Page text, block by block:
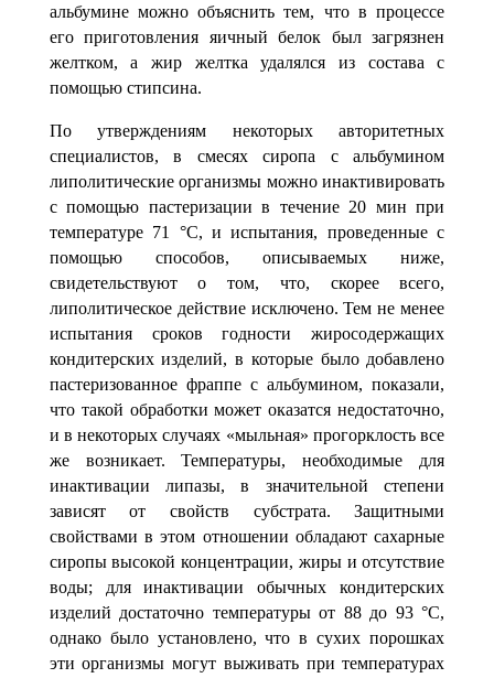
альбумине можно объяснить тем, что в процессе
его приготовления яичный белок был загрязнен
желтком, а жир желтка удалялся из состава с
помощью стипсина.
По утверждениям некоторых авторитетных
специалистов, в смесях сиропа с альбумином
липолитические организмы можноинактивировать
с помощью пасте­ризации в течение 20 мин при
температуре 71 °С, и испытания, проведенные с
помо­щью способов, описываемых ниже,
свидетельствуют о том, что, скорее всего,
липолитическое действие исключено. Тем не менее
испытания сроков годности жиросодержащих
кондитерских изделий, в которые было добавлено
пастеризованное фраппе с альбумином, показали,
что такой обработки может оказатся недостаточно,
и в некоторых случаях «мыльная» прогорклость все
же возникает. Температуры, не­обходимые для
инактивации липазы, в значительной степени
зависят от свойств субстрата. Защитными
свойствами в этом отношении обладают сахарные
сиропы высокой концентрации, жиры и отсутствие
воды; для инактивации обычных конди­терских
изделий достаточно температуры от 88 до 93°С,
однако было установлено, что в сухих порошках
эти организмы могут выживать при температурах